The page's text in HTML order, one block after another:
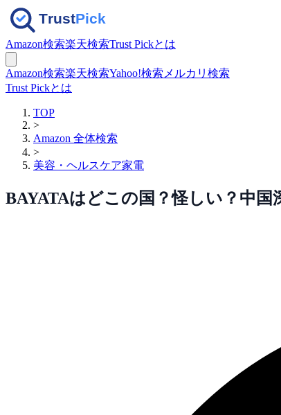
Amazon検索楽天検索Trust Pickとは
Amazon検索楽天検索Yahoo!検索 メルカリ検索
Trust Pickとは
TOP
>
Amazon 全体検索
>
美容・ヘルスケア家電
BAYATAはどこの国？怪しい？中